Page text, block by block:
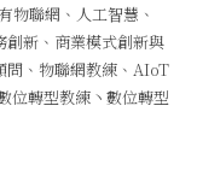
物聯網、人工智慧、
新、商業模式創新與
問、物聯網教練、AIoT
位轉型教練丶數位轉型